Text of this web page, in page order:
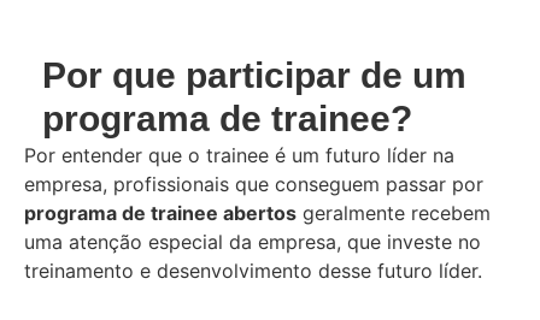
Por que participar de um
programa de trainee?
Por entender que o trainee é um futuro líder na
empresa, profissionais que conseguem passar por
programa de trainee abertos geralmente recebem
uma atenção especial da empresa, que investe no
treinamento e desenvolvimento desse futuro líder.